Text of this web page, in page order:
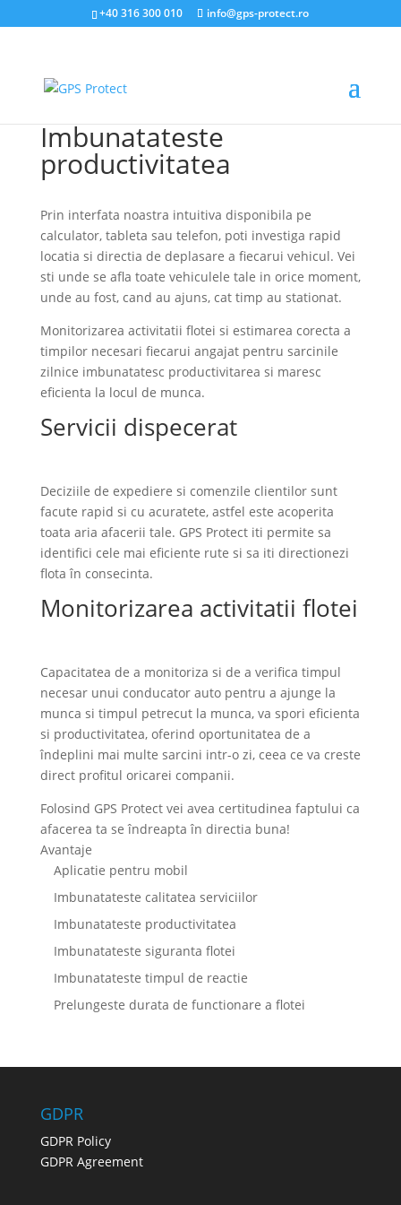
+40 316 300 010 info@gps-protect.ro
Imbunatateste
productivitatea
Prin interfata noastra intuitiva disponibila pe
calculator, tableta sau telefon, poti investiga rapid
locatia si directia de deplasare a fiecarui vehicul. Vei
sti unde se afla toate vehiculele tale in orice moment,
unde au fost, cand au ajuns, cat timp au stationat.
Monitorizarea activitatii flotei si estimarea corecta a
timpilor necesari fiecarui angajat pentru sarcinile
zilnice imbunatatesc productivitarea si maresc
eficienta la locul de munca.
Servicii dispecerat
Deciziile de expediere si comenzile clientilor sunt
facute rapid si cu acuratete, astfel este acoperita
toata aria afacerii tale. GPS Protect iti permite sa
identifici cele mai eficiente rute si sa iti directionezi
flota în consecinta.
Monitorizarea activitatii flotei
Capacitatea de a monitoriza si de a verifica timpul
necesar unui conducator auto pentru a ajunge la
munca si timpul petrecut la munca, va spori eficienta
si productivitatea, oferind oportunitatea de a
îndeplini mai multe sarcini intr-o zi, ceea ce va creste
direct profitul oricarei companii.
Folosind GPS Protect vei avea certitudinea faptului ca
afacerea ta se îndreapta în directia buna!
Avantaje
Aplicatie pentru mobil
Imbunatateste calitatea serviciilor
Imbunatateste productivitatea
Imbunatateste siguranta flotei
Imbunatateste timpul de reactie
Prelungeste durata de functionare a flotei
GDPR
GDPR Policy
GDPR Agreement